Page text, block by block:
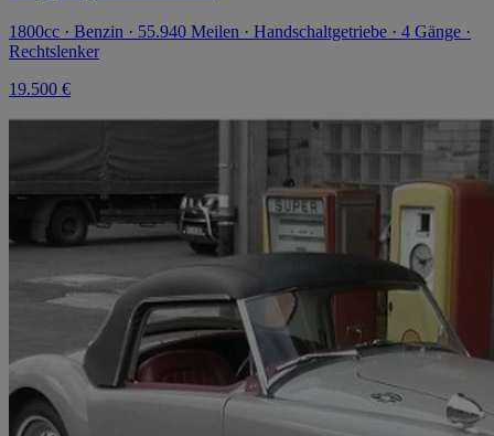
1800cc · Benzin · 55.940 Meilen · Handschaltgetriebe · 4 Gänge ·
Rechtslenker
19.500 €